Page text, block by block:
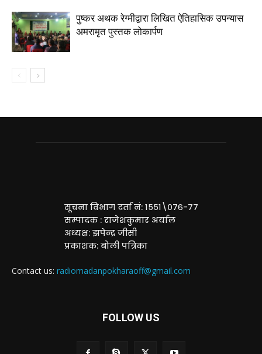
पुष्कर अथक रेग्मीद्वारा लिखित ऐतिहासिक उपन्यास
अमरामृत पुस्तक लोकार्पण
सूचना विभाग दर्ता नं: १५५१\०७६-७७
सम्पादक : राजेशकुमार अर्याल
अध्यक्ष: झपेन्द्र जीसी
प्रकाशक: बोली पत्रिका
Contact us: radiomadanpokharaoff@gmail.com
FOLLOW US